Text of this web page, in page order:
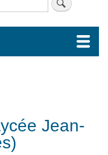
Jean-